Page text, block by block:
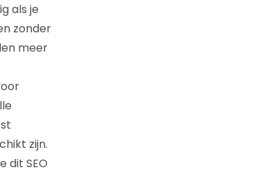
als je
zonder
meer
zijn.
dit SEO